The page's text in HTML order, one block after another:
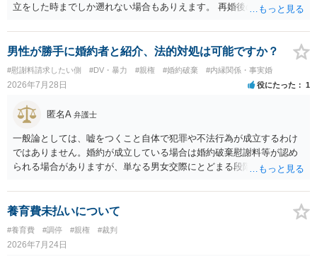
立をした時までしか遡れない場合もありえます。 再婚後の相手方の行
養育費に関するやりとり等があればそちらについても確認する必要が
あるでしょう。 公開相談の場での回答よりも個別に弁護士にご相談さ
男性が勝手に婚約者と紹介、法的対処は可能ですか？
#慰謝料請求したい側 #DV・暴力 #親権 #婚約破棄 #内縁関係・事実婚
2026年7月28日 役にたった 1
匿名A 弁護士
一般論としては、嘘をつくこと自体で犯罪や不法行為が成立するわけ
ではありません。婚約が成立している場合は婚約破棄慰謝料等が認め
られる場合がありますが、単なる男女交際にとどまる段階の場合、独
慰謝料は生じないことが多いと思われます。 お怒りはごもっともです
が、仮に交際を進めたとしても後に相手を信頼できなくなる可能性が
高かったということですので、むしろ結婚しなくてよかったと割り切
って、交際を終わらせるのがよいと思います。
養育費未払いについて
#養育費 #調停 #親権 #裁判
2026年7月24日